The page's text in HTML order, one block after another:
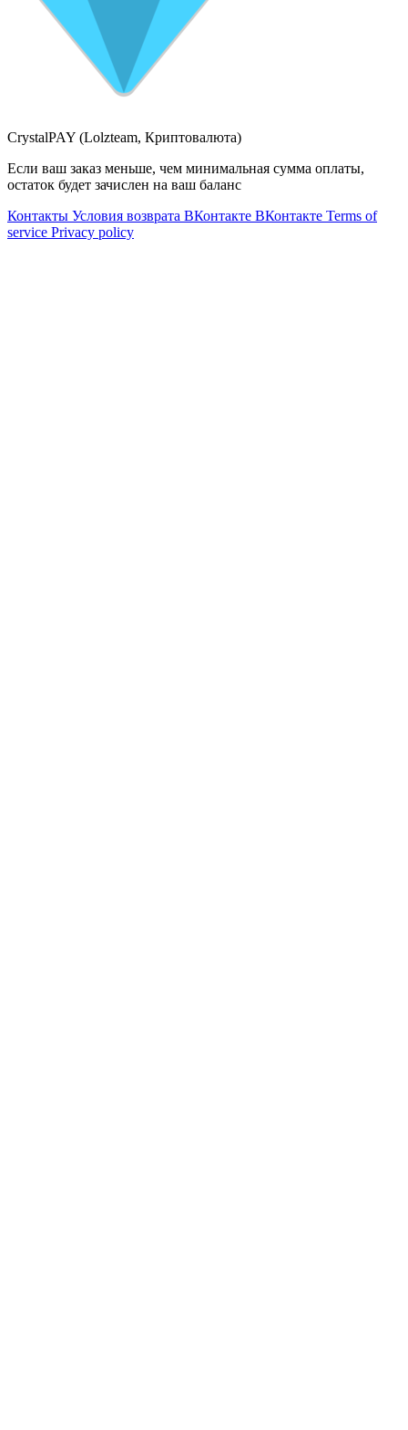
CrystalPAY (Lolzteam, Криптовалюта)
Если ваш заказ меньше, чем минимальная сумма оплаты,
остаток будет зачислен на ваш баланс
Контакты Условия возврата ВКонтакте ВКонтакте Terms of
service Privacy policy